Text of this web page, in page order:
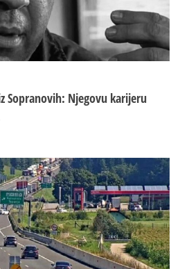
Sopranovih: Njegovu karijeru